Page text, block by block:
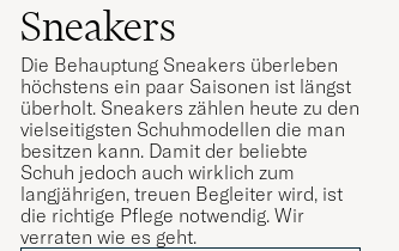
Sneakers
Die Behauptung Sneakers überleben
höchstens ein paar Saisonen ist längst
überholt. Sneakers zählen heute zu den
vielseitigsten Schuhmodellen die man
besitzen kann. Damit der beliebte
Schuh jedoch auch wirklich zum
langjährigen, treuen Begleiter wird, ist
die richtige Pflege notwendig. Wir
verraten wie es geht.